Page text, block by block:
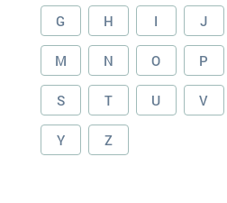
G H I J
M N O P
S T U V
Y Z